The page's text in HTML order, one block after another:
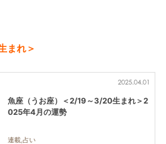
まれ＞
2025.04.01
魚座（うお座）＜2/19～3/20生まれ＞2
025年4月の運勢
連載,占い